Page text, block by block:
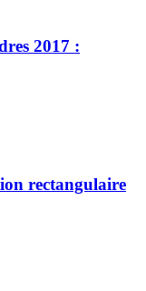
2017 :
rectangulaire